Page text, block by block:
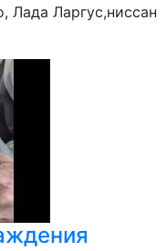
Лада Ларгус,ниссан